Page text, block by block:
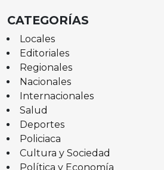
CATEGORÍAS
Locales
Editoriales
Regionales
Nacionales
Internacionales
Salud
Deportes
Policiaca
Cultura y Sociedad
Política y Economía